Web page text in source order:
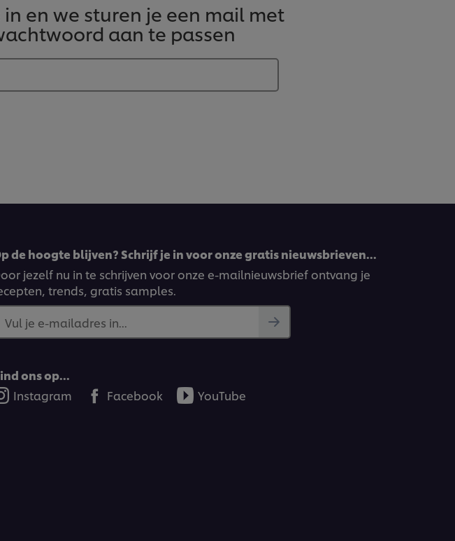
en we sturen je een mail met
aan te passen
de hoogte blijven? Schrijf je in voor onze gratis nieuwsbrieven…
jezelf nu in te schrijven voor onze e-mailnieuwsbrief ontvang je
trends, gratis samples.
Vul je e-mailadres in...
ons op...
Instagram
Facebook YouTube